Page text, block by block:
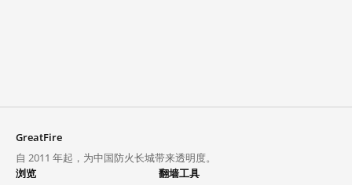
GreatFire
自 2011 年起，为中国防火长城带来透明度。
浏览
翻墙工具